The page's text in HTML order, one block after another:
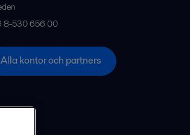
8-530 656 00
Alla kontor och partners